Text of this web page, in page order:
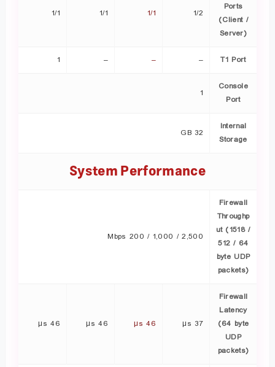
Ports
(Client /
Server)
1/2
1/1
1/1
1/1
T1 Port
–
–
–
1
Console
Port
1
Internal
Storage
32 GB
System Performance
Firewall
Throughp
ut (1518 /
512 / 64
byte UDP
packets)
2,500 / 1,000 / 200 Mbps
Firewall
Latency
(64 byte
UDP
packets)
37 μs
46 μs
46 μs
46 μs